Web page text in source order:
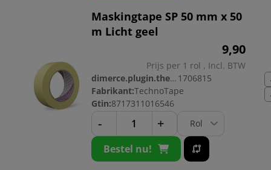
Maskingtape SP 50 mm x 50
m Licht geel
9,90
Prijs per 1 rol , Incl. BTW
dimerce.plugin.theme.productnr: 1706815
Fabrikant:TechnoTape
Gtin:8717311016546
- +
Bestel nu!